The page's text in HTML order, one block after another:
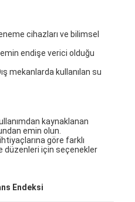
cihazları ve bilimsel
endişe verici olduğu
mekanlarda kullanılan su
kaynaklanan
emin olun.
ihtiyaçlarına göre farklı
düzenleri için seçenekler
Endeksi